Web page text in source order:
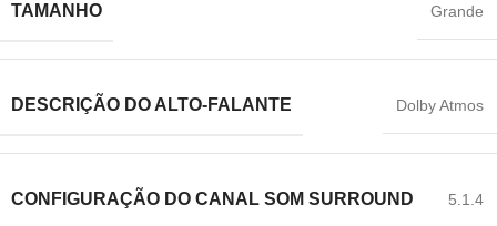
TAMANHO Grande
DESCRIÇÃO DO ALTO-FALANTE Dolby Atmos
CONFIGURAÇÃO DO CANAL SOM SURROUND 5.1.4